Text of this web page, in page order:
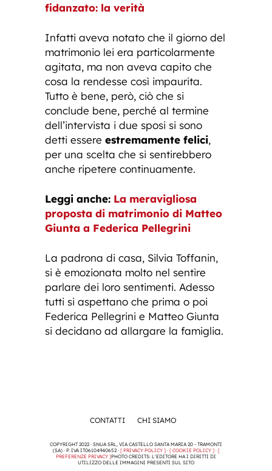
fidanzato: la verità
Infatti aveva notato che il giorno del
matrimonio lei era particolarmente
agitata, ma non aveva capito che
cosa la rendesse così impaurita.
Tutto è bene, però, ciò che si
conclude bene, perché al termine
dell’intervista i due sposi si sono
detti essere estremamente felici,
per una scelta che si sentirebbero
anche ripetere continuamente.
Leggi anche: La meravigliosa
proposta di matrimonio di Matteo
Giunta a Federica Pellegrini
La padrona di casa, Silvia Toffanin,
si è emozionata molto nel sentire
parlare dei loro sentimenti. Adesso
tutti si aspettano che prima o poi
Federica Pellegrini e Matteo Giunta
si decidano ad allargare la famiglia.
CONTATTI CHI SIAMO
COPYRIGHT 2022 · SNUA SRL, VIA CASTELLO SANTA MARIA 20 - TRAMONTI
(SA) · P. IVA IT06104940652 · [ PRIVACY POLICY ]· [ COOKIE POLICY ]· [
PREFERENZE PRIVACY ]PHOTO CREDITS: L'EDITORE HA I DIRITTI DI
UTILIZZO DELLE IMMAGINI PRESENTI SUL SITO